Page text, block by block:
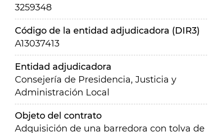
3259348
Código de la entidad adjudicadora (DIR3)
A13037413
Entidad adjudicadora
Consejería de Presidencia, Justicia y
Administración Local
Objeto del contrato
Adquisición de una barredora con tolva de